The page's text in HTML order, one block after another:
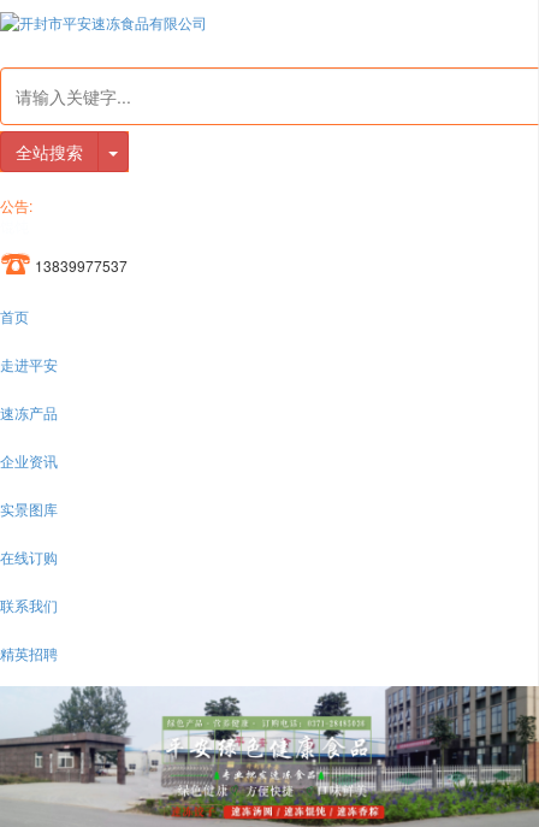
全站搜索
公告:
13839977537
首页
走进平安
速冻产品
企业资讯
实景图库
在线订购
联系我们
精英招聘